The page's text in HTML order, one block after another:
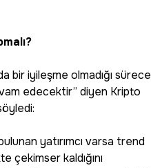
bir iyileşme olmadığı sürece
edecektir” diyen Kripto
yatırımcı varsa trend
çekimser kaldığını